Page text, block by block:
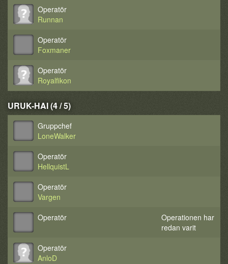
Operatör
Runnan
Operatör
Foxmaner
Operatör
Royalfikon
URUK-HAI (4 / 5)
Gruppchef
LoneWalker
Operatör
HellquistL
Operatör
Vargen
Operatör
Operationen har
redan varit
Operatör
AnloD